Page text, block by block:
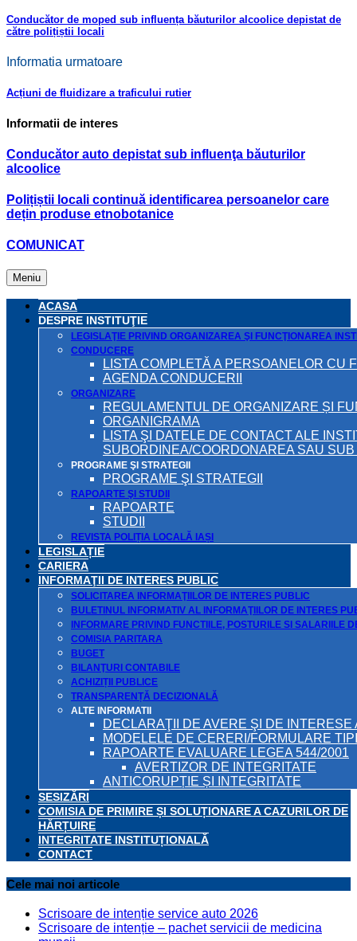
Conducător de moped sub influența băuturilor alcoolice depistat de
către polițiștii locali
Informatia urmatoare
Acțiuni de fluidizare a traficului rutier
Informatii de interes
Conducător auto depistat sub influenţa băuturilor
alcoolice
Polițiștii locali continuă identificarea persoanelor care
dețin produse etnobotanice
COMUNICAT
Meniu
ACASA
DESPRE INSTITUŢIE
LEGISLAŢIE PRIVIND ORGANIZAREA ŞI FUNCŢIONAREA
CONDUCERE
LISTA COMPLETĂ A PERSOANELOR CU
AGENDA CONDUCERII
ORGANIZARE
REGULAMENTUL DE ORGANIZARE ȘI
ORGANIGRAMA
LISTA ŞI DATELE DE CONTACT ALE
SUBORDINEA/COORDONAREA SAU
PROGRAME ŞI STRATEGII
PROGRAME ŞI STRATEGII
RAPOARTE ŞI STUDII
RAPOARTE
STUDII
REVISTA POLIȚIA LOCALĂ IAȘI
LEGISLAȚIE
CARIERA
INFORMAŢII DE INTERES PUBLIC
SOLICITAREA INFORMAŢIILOR DE INTERES PUBLIC
BULETINUL INFORMATIV AL INFORMAŢIILOR DE INTERES
INFORMARE PRIVIND FUNCTIILE, POSTURILE SI
COMISIA PARITARA
BUGET
BILANŢURI CONTABILE
ACHIZIȚII PUBLICE
TRANSPARENȚĂ DECIZIONALĂ
ALTE INFORMATII
DECLARAŢII DE AVERE ŞI DE
MODELELE DE CERERI/FORMULARE
RAPOARTE EVALUARE LEGEA 544/2001
AVERTIZOR DE INTEGRITATE
ANTICORUPȚIE ȘI INTEGRITATE
SESIZĂRI
COMISIA DE PRIMIRE ȘI SOLUȚIONARE A CAZURILOR DE
HĂRȚUIRE
INTEGRITATE INSTITUȚIONALĂ
CONTACT
Cele mai noi articole
Scrisoare de intenție service auto 2026
Scrisoare de intenție – pachet servicii de medicina